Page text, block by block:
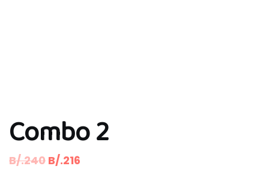
Combo 2
B/.240 El
B/.216